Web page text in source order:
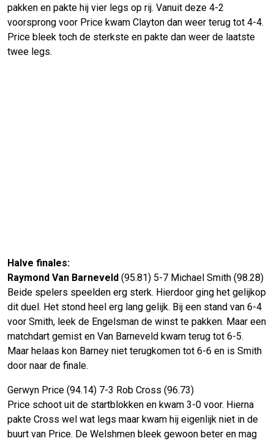
pakken en pakte hij vier legs op rij. Vanuit deze 4-2
voorsprong voor Price kwam Clayton dan weer terug tot 4-4.
Price bleek toch de sterkste en pakte dan weer de laatste
twee legs.
Halve finales:
Raymond Van Barneveld (95.81) 5-7 Michael Smith (98.28)
Beide spelers speelden erg sterk. Hierdoor ging het gelijkop
dit duel. Het stond heel erg lang gelijk. Bij een stand van 6-4
voor Smith, leek de Engelsman de winst te pakken. Maar een
matchdart gemist en Van Barneveld kwam terug tot 6-5.
Maar helaas kon Barney niet terugkomen tot 6-6 en is Smith
door naar de finale.
Gerwyn Price (94.14) 7-3 Rob Cross (96.73)
Price schoot uit de startblokken en kwam 3-0 voor. Hierna
pakte Cross wel wat legs maar kwam hij eigenlijk niet in de
buurt van Price. De Welshmen bleek gewoon beter en mag